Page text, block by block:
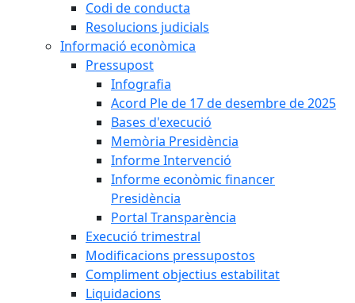
Codi de conducta
Resolucions judicials
Informació econòmica
Pressupost
Infografia
Acord Ple de 17 de desembre de 2025
Bases d'execució
Memòria Presidència
Informe Intervenció
Informe econòmic financer
Presidència
Portal Transparència
Execució trimestral
Modificacions pressupostos
Compliment objectius estabilitat
Liquidacions